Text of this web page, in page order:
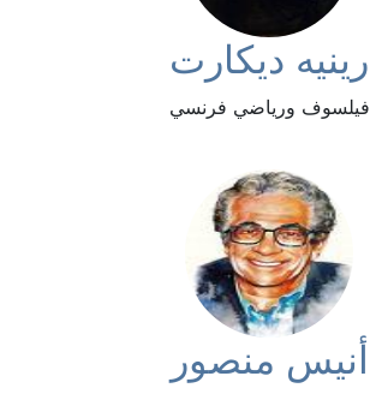
رينيه ديكارت
فيلسوف ورياضي فرنسي
أنيس منصور